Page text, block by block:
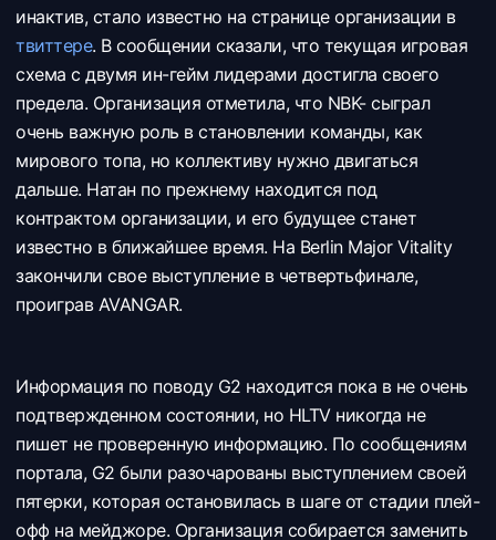
инактив, стало известно на странице организации в
твиттере. В сообщении сказали, что текущая игровая
схема с двумя ин-гейм лидерами достигла своего
предела. Организация отметила, что NBK- сыграл
очень важную роль в становлении команды, как
мирового топа, но коллективу нужно двигаться
дальше. Натан по прежнему находится под
контрактом организации, и его будущее станет
известно в ближайшее время. На Berlin Major Vitality
закончили свое выступление в четвертьфинале,
проиграв AVANGAR.
Информация по поводу G2 находится пока в не очень
подтвержденном состоянии, но HLTV никогда не
пишет не проверенную информацию. По сообщениям
портала, G2 были разочарованы выступлением своей
пятерки, которая остановилась в шаге от стадии плей-
офф на мейджоре. Организация собирается заменить